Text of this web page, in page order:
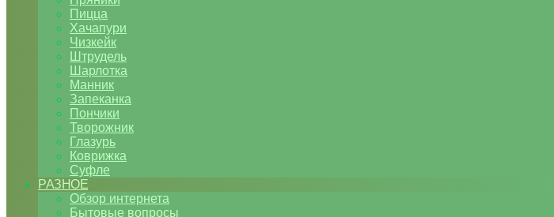
Пицца
Хачапури
Чизкейк
Штрудель
Шарлотка
Манник
Запеканка
Пончики
Творожник
Глазурь
Коврижка
Суфле
РАЗНОЕ
Обзор интернета
Бытовые вопросы